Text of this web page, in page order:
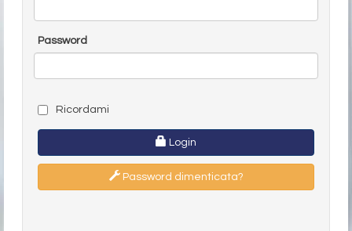
Password
Ricordami
Login
Password dimenticata?